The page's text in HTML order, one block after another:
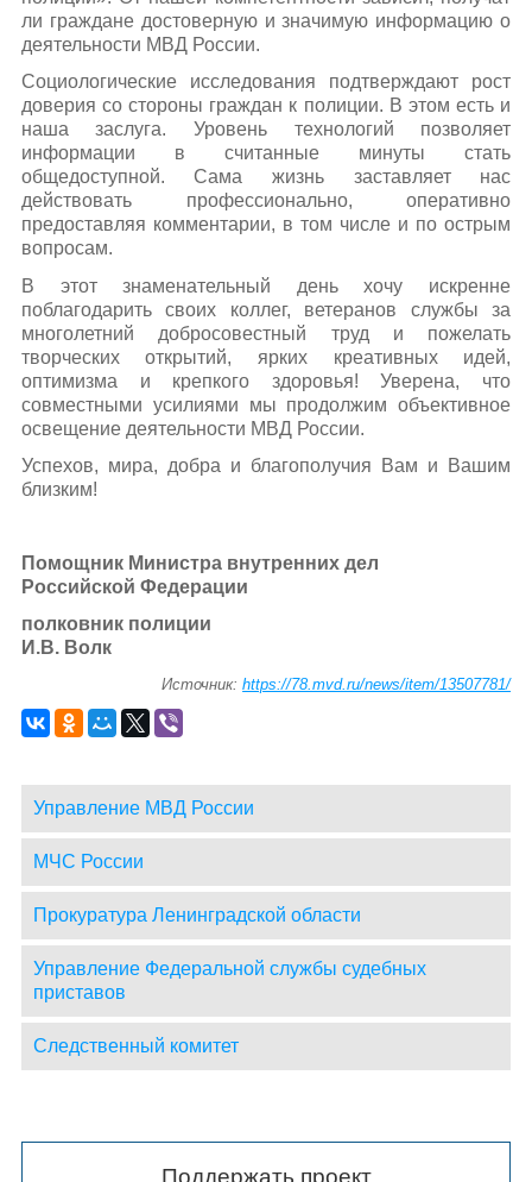
ли граждане достоверную и значимую информацию о
деятельности МВД России.
Социологические исследования подтверждают рост
доверия со стороны граждан к полиции. В этом есть и
наша заслуга. Уровень технологий позволяет
информации в считанные минуты стать
общедоступной. Сама жизнь заставляет нас
действовать профессионально, оперативно
предоставляя комментарии, в том числе и по острым
вопросам.
В этот знаменательный день хочу искренне
поблагодарить своих коллег, ветеранов службы за
многолетний добросовестный труд и пожелать
творческих открытий, ярких креативных идей,
оптимизма и крепкого здоровья! Уверена, что
совместными усилиями мы продолжим объективное
освещение деятельности МВД России.
Успехов, мира, добра и благополучия Вам и Вашим
близким!
Помощник Министра внутренних дел
Российской Федерации
полковник полиции
И.В. Волк
Источник:https://78.mvd.ru/news/item/13507781/
Управление МВД России
МЧС России
Прокуратура Ленинградской области
Управление Федеральной службы судебных
приставов
Следственный комитет
Поддержать проект